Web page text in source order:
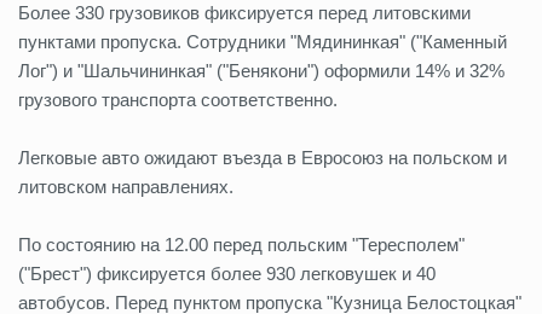
Более 330 грузовиков фиксируется перед литовскими
пунктами пропуска. Сотрудники "Мядининкая" ("Каменный
Лог") и "Шальчининкая" ("Бенякони") оформили 14% и 32%
грузового транспорта соответственно.
Легковые авто ожидают въезда в Евросоюз на польском и
литовском направлениях.
По состоянию на 12.00 перед польским "Тересполем"
("Брест") фиксируется более 930 легковушек и 40
автобусов. Перед пунктом пропуска "Кузница Белостоцкая"